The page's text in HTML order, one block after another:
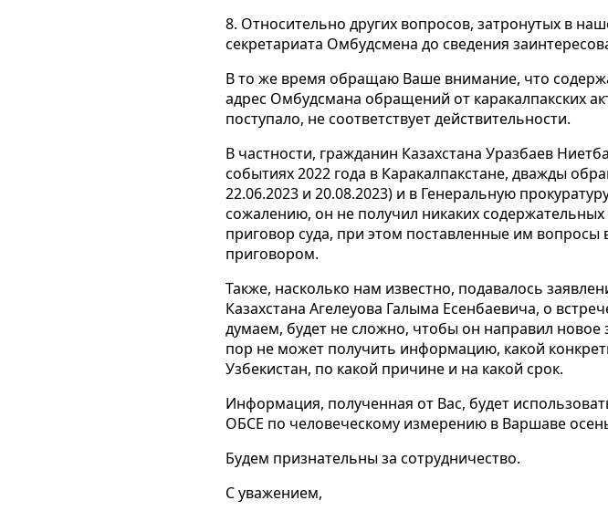
8. Относительно других вопросов, затронутых в
секретариата Омбудсмена до сведения
В то же время обращаю Ваше внимание, что
адрес Омбудсмана обращений от каракалпакских
поступало, не соответствует действительности.
В частности, гражданин Казахстана Уразбаев
событиях 2022 года в Каракалпакстане, дважды
22.06.2023 и 20.08.2023) и в Генеральную
сожалению, он не получил никаких
приговор суда, при этом поставленные им
приговором.
Также, насколько нам известно, подавалось
Казахстана Агелеуова Галыма Есенбаевича, о
думаем, будет не сложно, чтобы он направил новое
пор не может получить информацию, какой
Узбекистан, по какой причине и на какой срок.
Информация, полученная от Вас, будет
ОБСЕ по человеческому измерению в Варшаве
Будем признательны за сотрудничество.
С уважением,